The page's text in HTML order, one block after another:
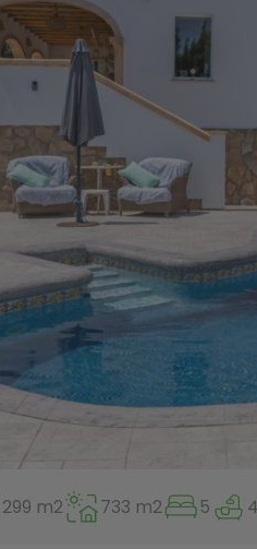
299 m2 733 m2 5 4